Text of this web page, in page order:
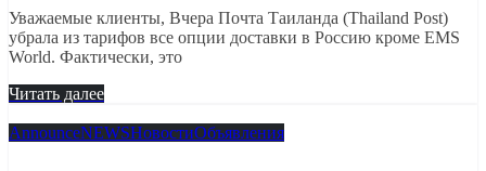
Уважаемые клиенты, Вчера Почта Таиланда (Thailand Post)
убрала из тарифов все опции доставки в Россию кроме EMS
World. Фактически, это
Читать далее
AnnounceNEWSНовостиОбъявления